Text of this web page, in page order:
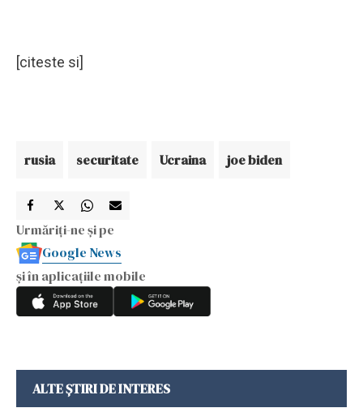
[citeste si]
rusia securitate Ucraina joe biden
Urmăriți-ne și pe
Google News
și în aplicațiile mobile
ALTE ȘTIRI DE INTERES